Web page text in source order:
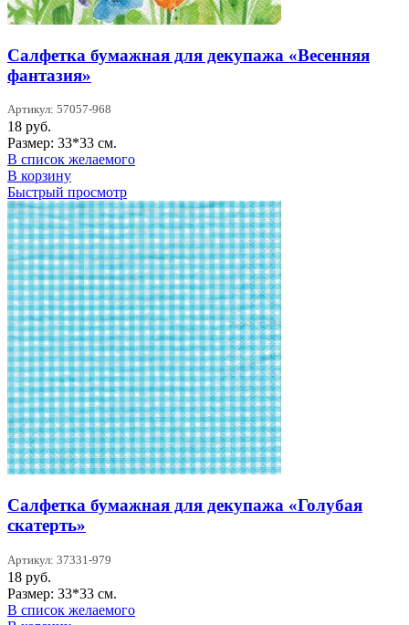
Салфетка бумажная для декупажа «Весенняя
фантазия»
Артикул: 57057-968
18 руб.
Размер: 33*33 см.
В список желаемого
В корзину
Быстрый просмотр
Салфетка бумажная для декупажа «Голубая
скатерть»
Артикул: 37331-979
18 руб.
Размер: 33*33 см.
В список желаемого